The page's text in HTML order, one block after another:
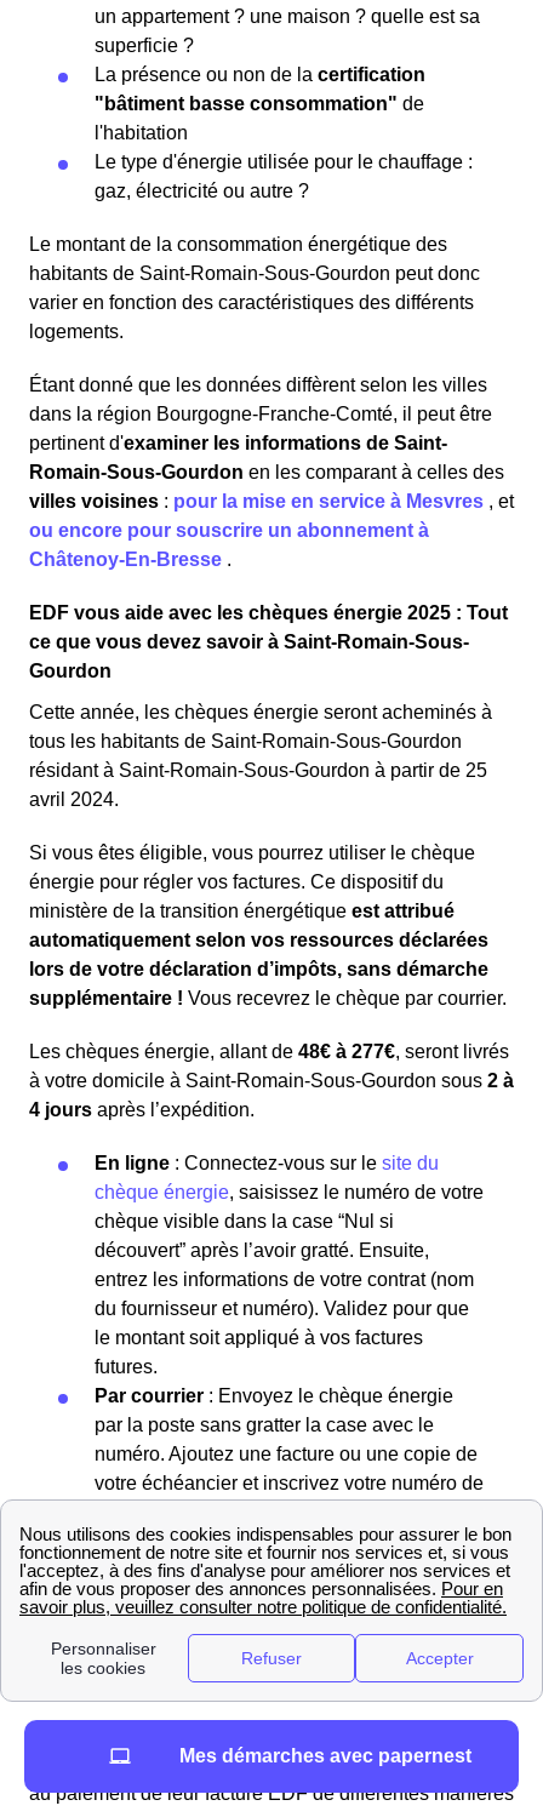
un appartement ? une maison ? quelle est sa
superficie ?
La présence ou non de la certification
"bâtiment basse consommation" de
l'habitation
Le type d'énergie utilisée pour le chauffage :
gaz, électricité ou autre ?
Le montant de la consommation énergétique des
habitants de Saint-Romain-Sous-Gourdon peut donc
varier en fonction des caractéristiques des différents
logements.
Étant donné que les données diffèrent selon les villes
dans la région Bourgogne-Franche-Comté, il peut être
pertinent d'examiner les informations de Saint-
Romain-Sous-Gourdon en les comparant à celles des
villes voisines : pour la mise en service à Mesvres , et
ou encore pour souscrire un abonnement à
Châtenoy-En-Bresse .
EDF vous aide avec les chèques énergie 2025 : Tout
ce que vous devez savoir à Saint-Romain-Sous-
Gourdon
Cette année, les chèques énergie seront acheminés à
tous les habitants de Saint-Romain-Sous-Gourdon
résidant à Saint-Romain-Sous-Gourdon à partir de 25
avril 2024.
Si vous êtes éligible, vous pourrez utiliser le chèque
énergie pour régler vos factures. Ce dispositif du
ministère de la transition énergétique est attribué
automatiquement selon vos ressources déclarées
lors de votre déclaration d’impôts, sans démarche
supplémentaire ! Vous recevrez le chèque par courrier.
Les chèques énergie, allant de 48€ à 277€, seront livrés
à votre domicile à Saint-Romain-Sous-Gourdon sous 2 à
4 jours après l’expédition.
En ligne : Connectez-vous sur le site du
chèque énergie, saisissez le numéro de votre
chèque visible dans la case “Nul si
découvert” après l’avoir gratté. Ensuite,
entrez les informations de votre contrat (nom
du fournisseur et numéro). Validez pour que
le montant soit appliqué à vos factures
futures.
Par courrier : Envoyez le chèque énergie
par la poste sans gratter la case avec le
numéro. Ajoutez une facture ou une copie de
votre échéancier et inscrivez votre numéro de
Énergie à Saint-Romain-Sous-Gourdon : tout savoir
sur le raccordement, la mise en service, la
résiliation...
Comment payer sa facture EDF à Saint-Romain-
Romain-Sous-Gourdon, les habitants peuvent procéder
au paiement de leur facture EDF de différentes manières
Mes démarches avec papernest